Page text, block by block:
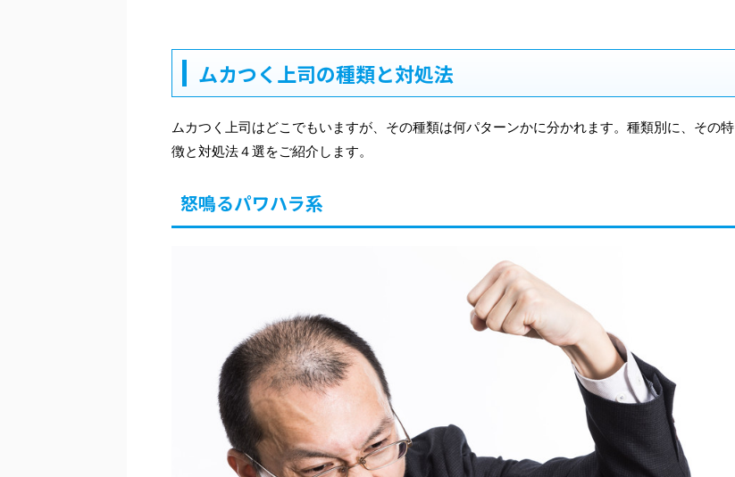
ムカつく上司の種類と対処法
ムカつく上司はどこでもいますが、その種類は何パターンかに分かれます。種類別に、その特
徴と対処法４選をご紹介します。
怒鳴るパワハラ系